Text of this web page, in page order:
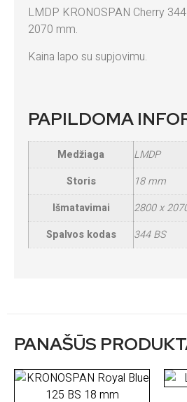
LMDP KRONOSPAN Cherry
2070 mm.
Kaina lapo su supjovimu.
PAPILDOMA
Medžiaga
LMDP
Storis
18 mm
Išmatavimai
2800 x
Spalvos kodas
344 BS
PANAŠŪS